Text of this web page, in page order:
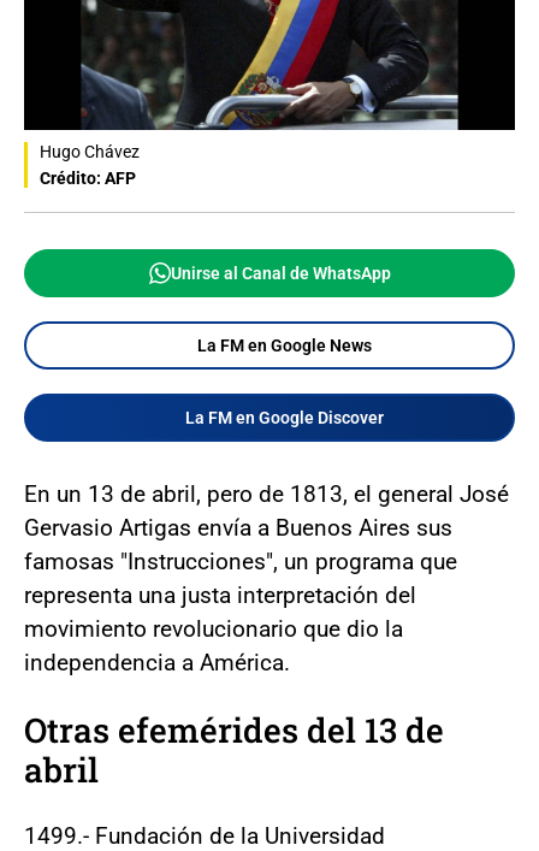
Hugo Chávez
Crédito: AFP
Unirse al Canal de WhatsApp
La FM en Google News
La FM en Google Discover
En un 13 de abril, pero de 1813, el general José
Gervasio Artigas envía a Buenos Aires sus
famosas "Instrucciones", un programa que
representa una justa interpretación del
movimiento revolucionario que dio la
independencia a América.
Otras efemérides del 13 de
abril
1499.- Fundación de la Universidad